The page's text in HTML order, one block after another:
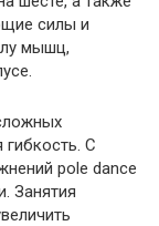
силы и
мышц,
С
pole dance
Занятия